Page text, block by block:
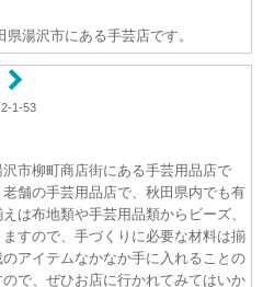
湯沢市にある手芸店です。
1-53
市柳町商店街にある手芸用品店で
舗の手芸用品店で、秋田県内でも有
は布地類や手芸用品類からビーズ、
すので、手づくりに必要な材料は揃
アイテムなかなか手に入れることの
で、ぜひお店に行かれてみてはいか